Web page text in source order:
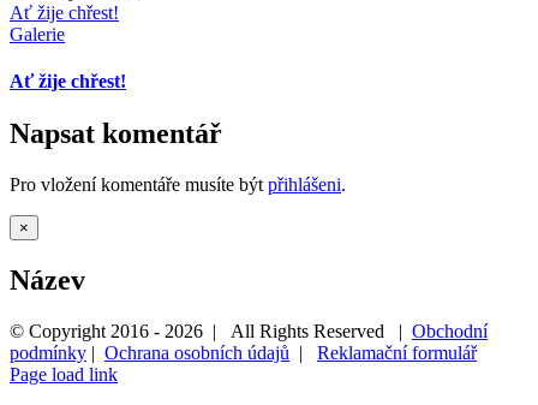
Ať žije chřest!
Galerie
Ať žije chřest!
Napsat komentář
Pro vložení komentáře musíte být přihlášeni.
Zavřít
Rychlé
produktu
×
Název
© Copyright 2016 - 2026 | All Rights Reserved | Obchodní
podmínky | Ochrana osobních údajů | Reklamační formulář
Page load link